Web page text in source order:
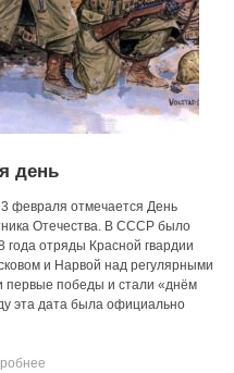
день
февраля отмечается День
Отечества. В СССР было
года отряды Красной гвардии
и Нарвой над регулярными
первые победы и стали «днём
эта дата была официально